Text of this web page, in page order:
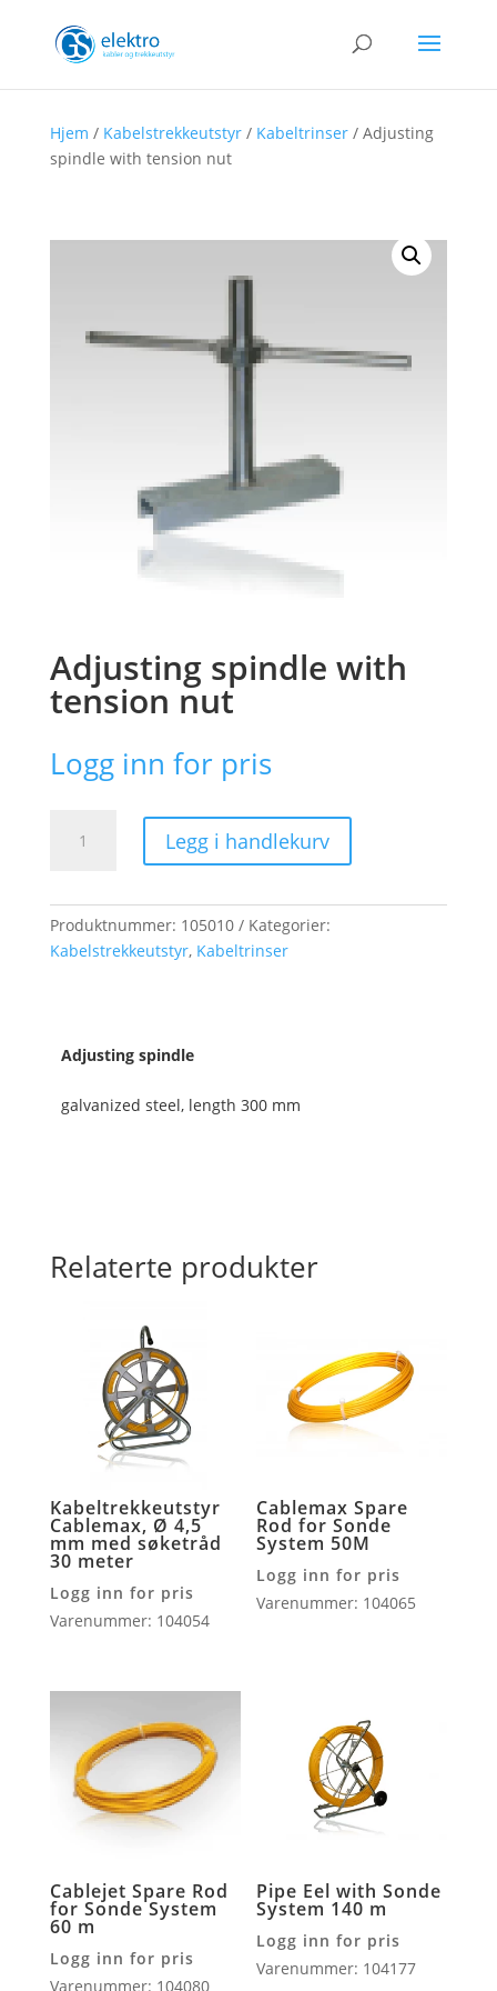
Hjem / Kabelstrekkeutstyr/ Kabeltrinser/ Adjusting
spindle with tension nut
Adjusting spindle with
tension nut
Logg inn for pris
spindle
nut
antall
Legg i handlekurv
Produktnummer: 105010
Kategorier:
Kabelstrekkeutstyr, Kabeltrinser
Adjusting spindle
galvanized steel, length 300 mm
Relaterte produkter
Kabeltrekkeutstyr
Cablemax, Ø 4,5
mm med søketråd
30 meter
Logg inn for pris
Varenummer: 104054
Cablemax Spare
Rod for Sonde
System 50M
Logg inn for pris
Varenummer: 104065
Cablejet Spare Rod
for Sonde System
60 m
Logg inn for pris
Varenummer: 104080
Pipe Eel with Sonde
System 140 m
Logg inn for pris
Varenummer: 104177